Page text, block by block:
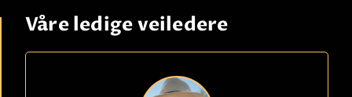
Våre ledige veiledere